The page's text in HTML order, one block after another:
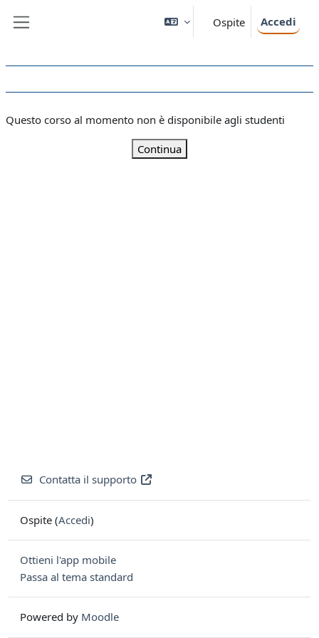
Ospite Accedi
Questo corso al momento non è disponibile agli studenti
Continua
Contatta il supporto
Ospite (Accedi)
Ottieni l'app mobile
Passa al tema standard
Powered by Moodle